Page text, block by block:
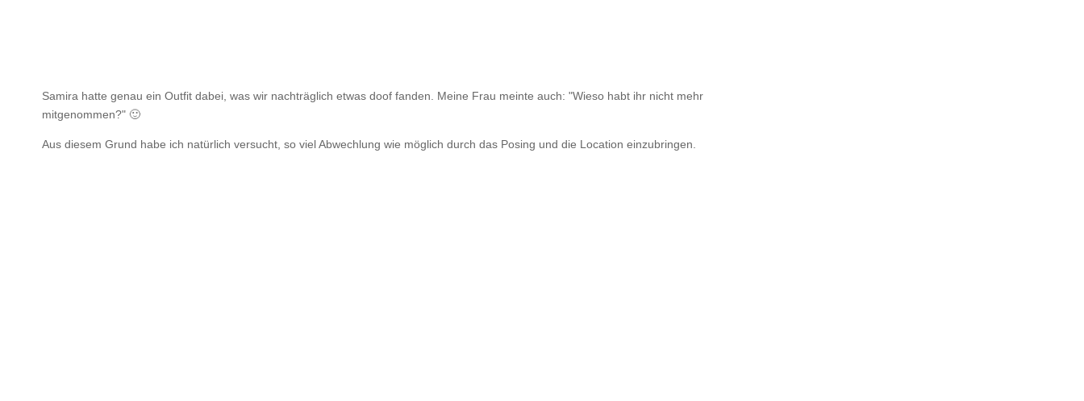
Samira hatte genau ein Outfit dabei, was wir nachträglich etwas doof fanden. Meine Frau meinte auch: "Wieso habt ihr nicht mehr
mitgenommen?" 🙂
Aus diesem Grund habe ich natürlich versucht, so viel Abwechlung wie möglich durch das Posing und die Location einzubringen.